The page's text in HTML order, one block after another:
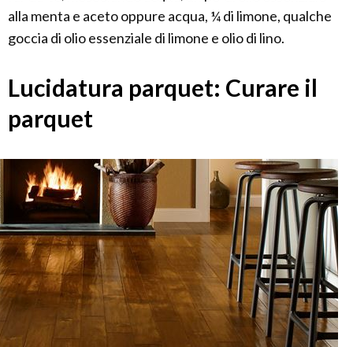
alla menta e aceto oppure acqua, ¼ di limone, qualche
goccia di olio essenziale di limone e olio di lino.
Lucidatura parquet: Curare il
parquet